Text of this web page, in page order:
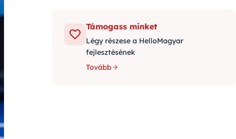
Támogass minket
Légy részese a HelloMagyar
fejlesztésének
Tovább